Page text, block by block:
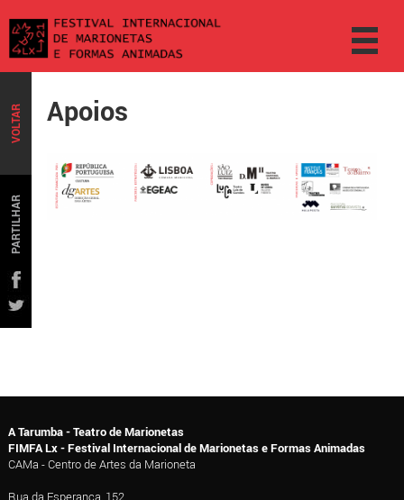
VOLTAR
PARTILHAR
Apoios
A Tarumba - Teatro de Marionetas
FIMFA Lx - Festival Internacional de Marionetas e Formas Animadas
CAMa - Centro de Artes da Marioneta
Rua da Esperança, 152